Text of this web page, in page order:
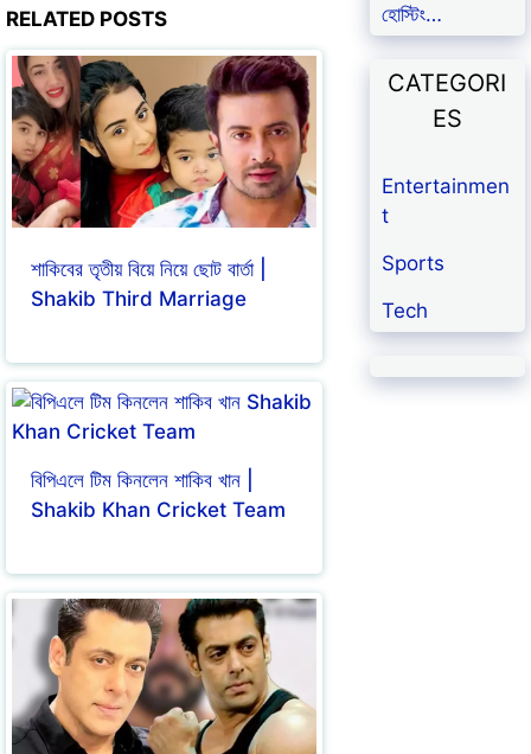
RELATED POSTS
শাকিবের তৃতীয় বিয়ে নিয়ে ছোট বার্তা |
Shakib Third Marriage
বিপিএলে টিম কিনলেন শাকিব খান |
Shakib Khan Cricket Team
হোস্টিং…
CATEGORI
ES
Entertainmen
t
Sports
Tech